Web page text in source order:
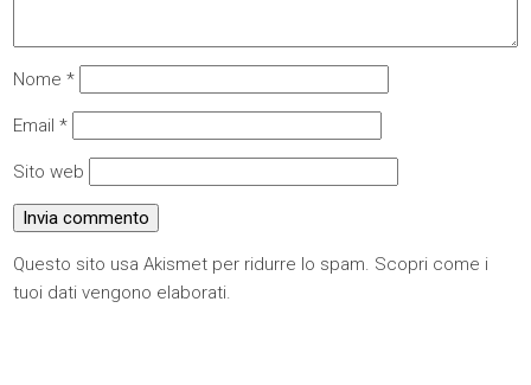
Nome*
Email*
Sito web
Questo sito usa Akismet per ridurre lo spam. Scopri come i
tuoi dati vengono elaborati.